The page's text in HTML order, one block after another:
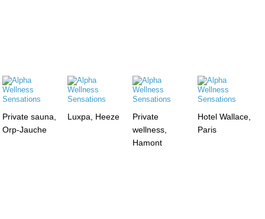
Private sauna,
Orp-Jauche
Luxpa, Heeze
Private
wellness,
Hamont
Hotel Wallace,
Paris